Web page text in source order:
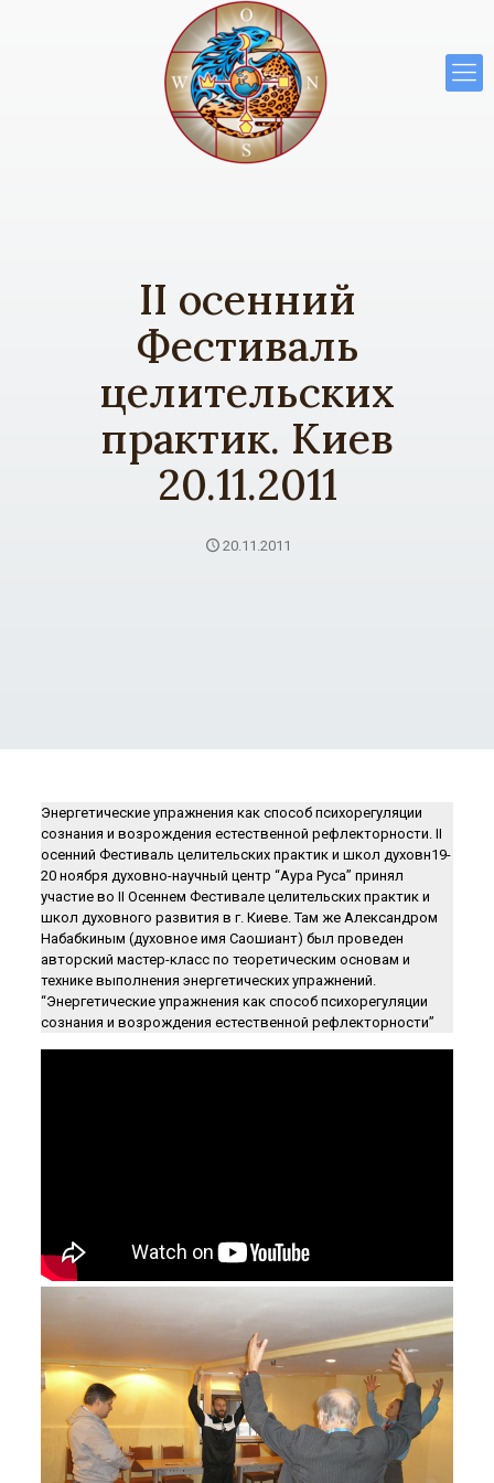
II осенний
Фестиваль
целительских
практик. Киев
20.11.2011
20.11.2011
Энергетические упражнения как способ психорегуляции
сознания и возрождения естественной рефлекторности. II
осенний Фестиваль целительских практик и школ духовн19-
20 ноября духовно-научный центр “Аура Руса” принял
участие во II Осеннем Фестивале целительских практик и
школ духовного развития в г. Киеве. Там же Александром
Набабкиным (духовное имя Саошиант) был проведен
авторский мастер-класс по теоретическим основам и
технике выполнения энергетических упражнений.
“Энергетические упражнения как способ психорегуляции
сознания и возрождения естественной рефлекторности”